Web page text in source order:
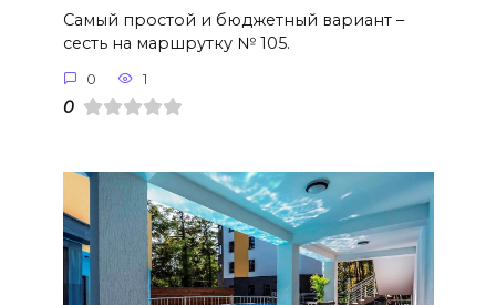
Самый простой и бюджетный вариант –
сесть на маршрутку № 105.
0 1
0